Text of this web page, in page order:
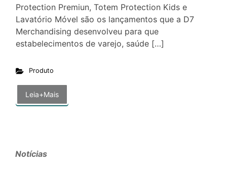
Protection Premiun, Totem Protection Kids e
Lavatório Móvel são os lançamentos que a D7
Merchandising desenvolveu para que
estabelecimentos de varejo, saúde […]
Produto
Leia+Mais
Notícias